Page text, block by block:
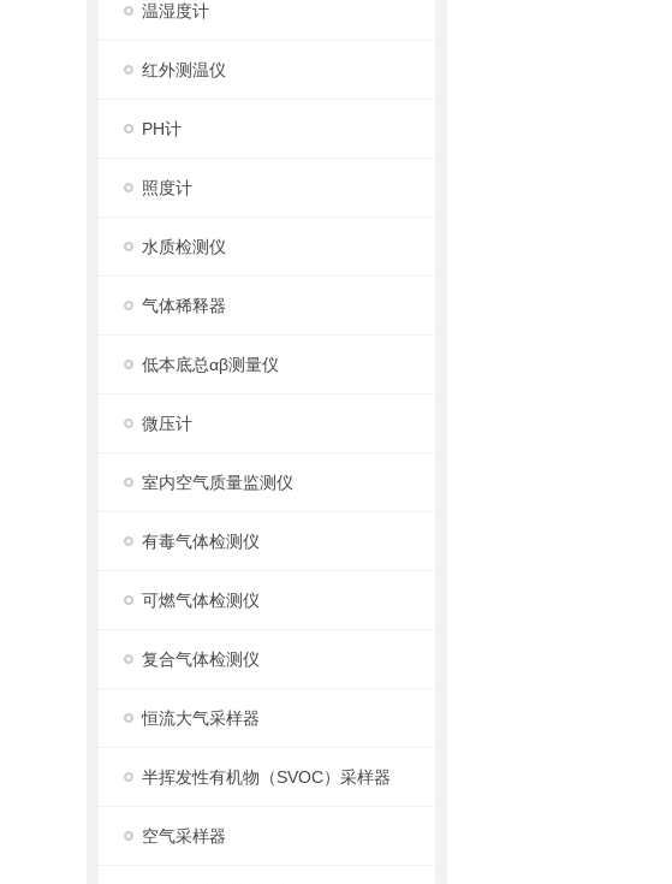
温湿度计
红外测温仪
PH计
照度计
水质检测仪
气体稀释器
低本底总αβ测量仪
微压计
室内空气质量监测仪
有毒气体检测仪
可燃气体检测仪
复合气体检测仪
恒流大气采样器
半挥发性有机物（SVOC）采样器
空气采样器